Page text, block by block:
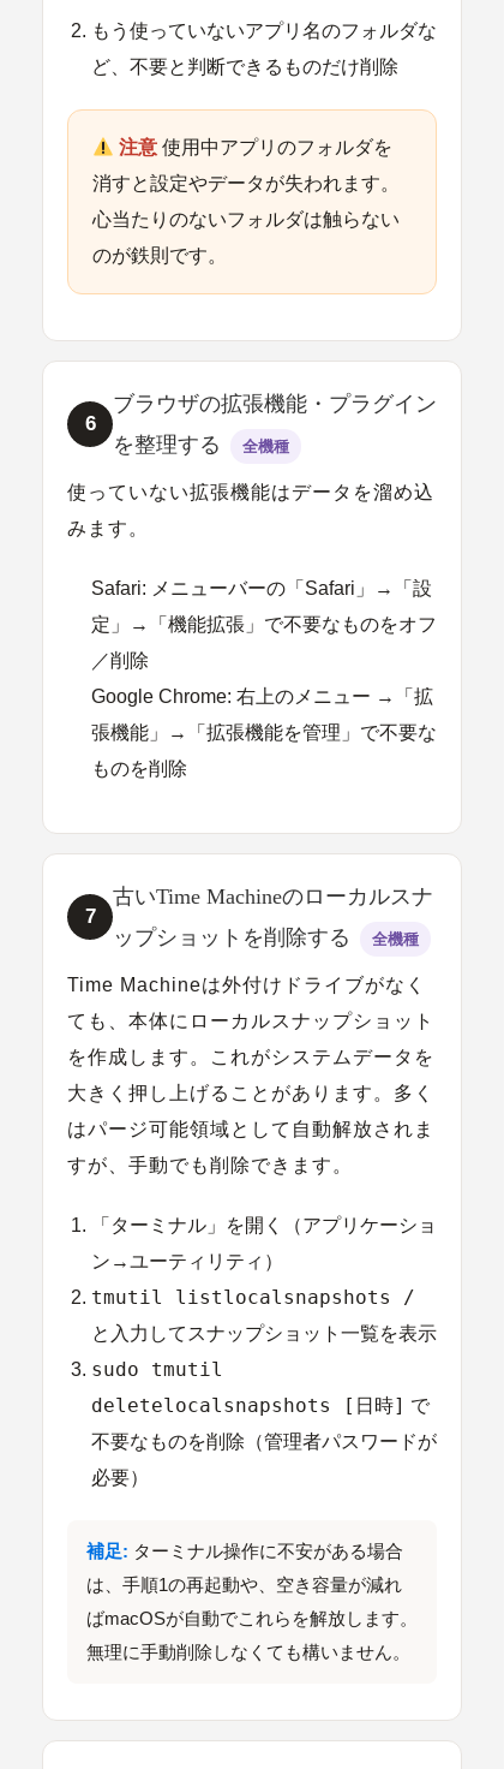
もう使っていないアプリ名のフォルダな
ど、不要と判断できるものだけ削除
注意 使用中アプリのフォルダを
消すと設定やデータが失われます。
心当たりのないフォルダは触らない
のが鉄則です。
6
ブラウザの拡張機能・プラグイン
を整理する
全機種
使っていない拡張機能はデータを溜め込
みます。
Safari: メニューバーの「Safari」→「設
定」→「機能拡張」で不要なものをオフ
／削除
Google Chrome: 右上のメニュー →「拡
張機能」→「拡張機能を管理」で不要な
ものを削除
7
古いTime Machineのローカルスナ
ップショットを削除する
全機種
Time Machineは外付けドライブがなく
ても、本体に ローカルスナップショット
を作成します。これがシステムデータを
大きく押し上げることがあります。多く
はパージ可能領域として自動解放されま
すが、手動でも削除できます。
「ターミナル」を開く（アプリケーショ
ン→ユーティリティ）
tmutil listlocalsnapshots /
と入力してスナップショット一覧を表示
sudo tmutil
deletelocalsnapshots [日時] で
不要なものを削除（管理者パスワードが
必要）
補足: ターミナル操作に不安がある場合
は、 手順1の再起動や、空き容量が減れ
ばmacOSが自動でこれらを解放します。
無理に手動削除しなくても構いません。